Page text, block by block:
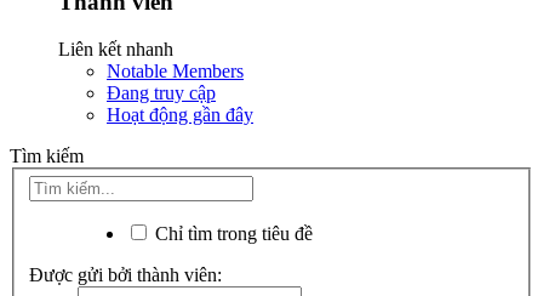
Liên kết nhanh
Notable Members
Đang truy cập
Hoạt động gần đây
Tìm kiếm
Chỉ tìm trong tiêu đề
Được gửi bởi thành viên: